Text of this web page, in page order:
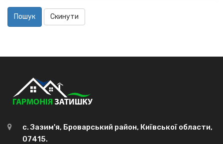
Пошук Скинути
с. Зазим'я, Броварський район, Київської области,
07415.